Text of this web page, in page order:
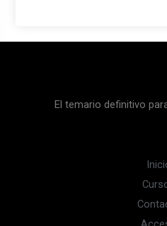
El temario definitivo